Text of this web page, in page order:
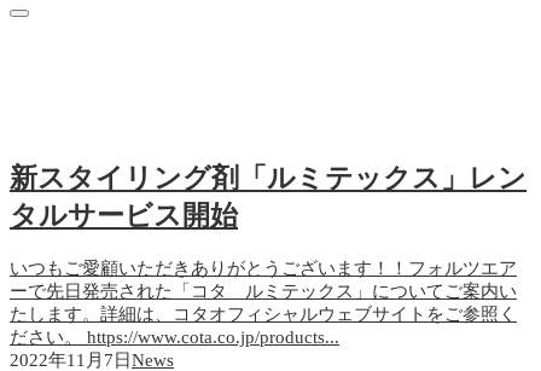
新スタイリング剤「ルミテックス」レン
タルサービス開始
いつもご愛顧いただきありがとうございます！！フォルツエア
ーで先日発売された「コタ ルミテックス」についてご案内い
たします。詳細は、コタオフィシャルウェブサイトをご参照く
ださい。 https://www.cota.co.jp/products...
2022年11月7日News